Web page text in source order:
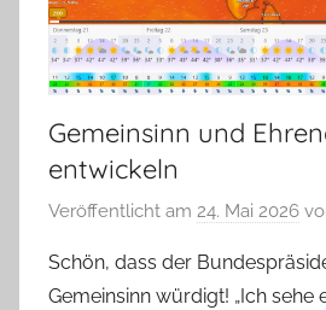
Gemeinsinn und
entwickeln
Veröffentlicht am 24. Mai 2026
Schön, dass der
Gemeinsinn würdigt! „Ich sehe